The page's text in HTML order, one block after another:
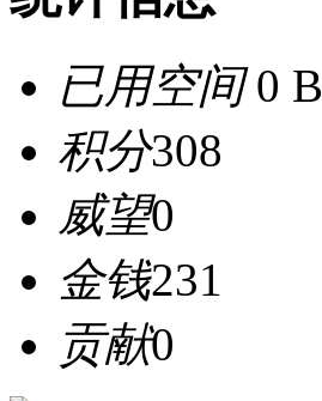
已用空间0 B
积分308
威望0
金钱231
贡献0